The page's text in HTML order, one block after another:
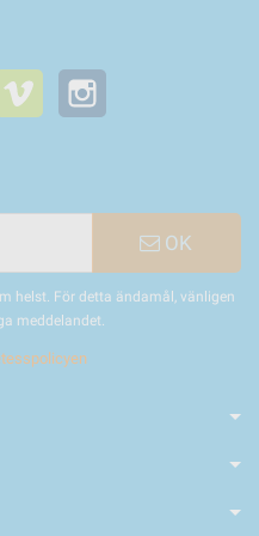
Vimeo
OK
helst. För detta ändamål, vänligen
meddelandet.